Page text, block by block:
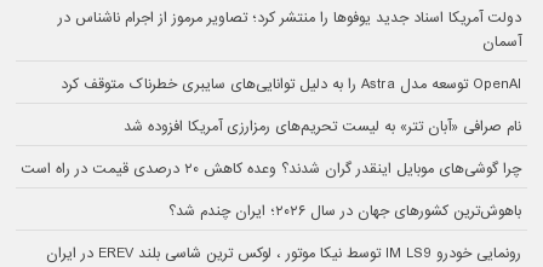
دولت آمریکا اسناد جدید یوفوها را منتشر کرد؛ تصاویر مرموز از اجرام ناشناس در
آسمان
OpenAI توسعه مدل Astra را به دلیل توانایی‌های سایبری خطرناک متوقف کرد
نام صرافی «آبان‌ تتر» به لیست تحریم‌های رمزارزی آمریکا افزوده شد
چرا گوشی‌های موبایل اینقدر گران شدند؟ وعده کاهش ۲۰ درصدی قیمت در راه است
باهوش‌ترین کشورهای جهان در سال ۲۰۲۶؛ ایران چندم شد؟
رونمایی خودرو IM LS9 توسط نیکا موتور ، لوکس ترین شاسی بلند EREV در ایران